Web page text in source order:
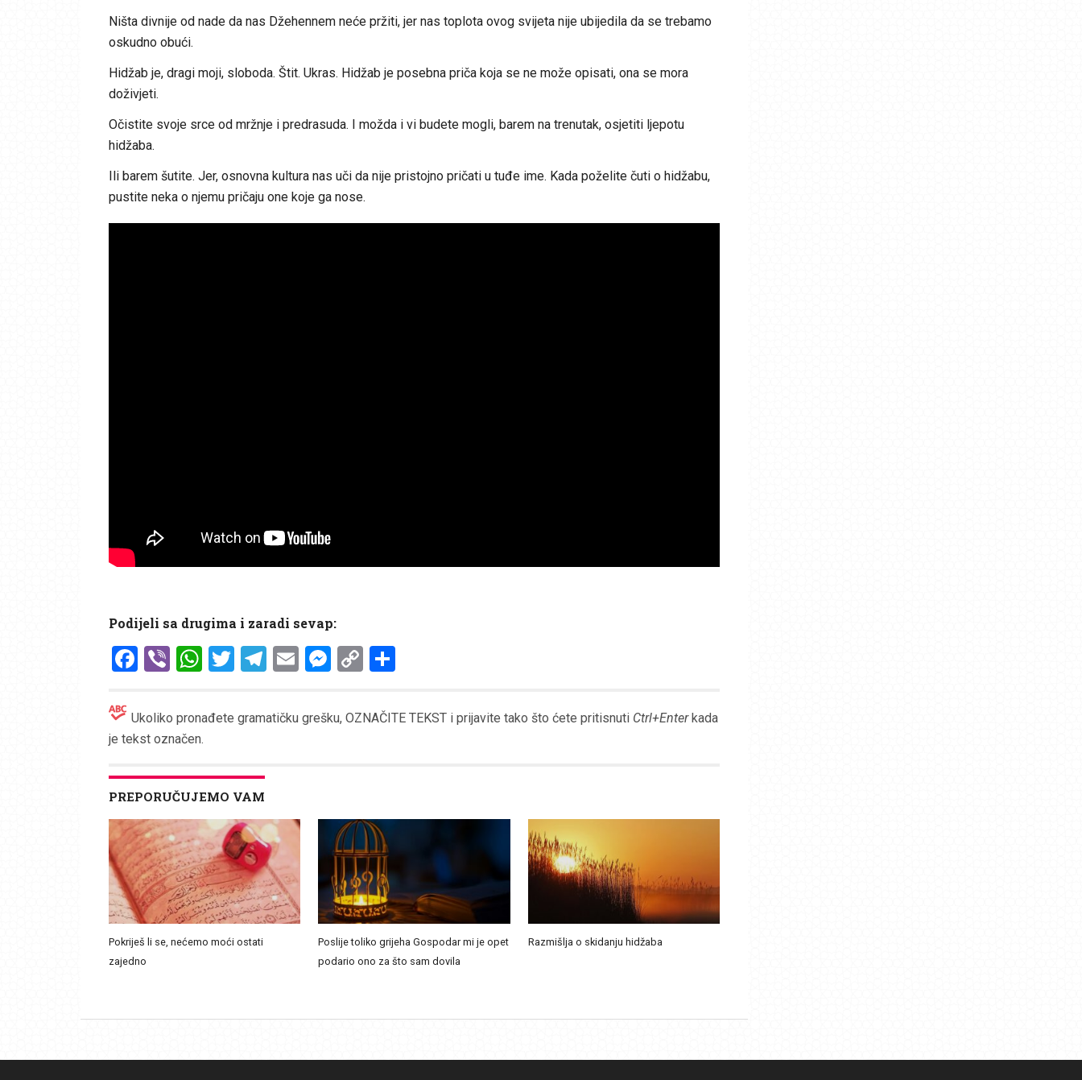
Ništa divnije od nade da nas Džehennem neće pržiti, jer nas toplota ovog svijeta nije ubijedila da se trebamo
oskudno obući.
Hidžab je, dragi moji, sloboda. Štit. Ukras. Hidžab je posebna priča koja se ne može opisati, ona se mora
doživjeti.
Očistite svoje srce od mržnje i predrasuda. I možda i vi budete mogli, barem na trenutak, osjetiti ljepotu
hidžaba.
Ili barem šutite. Jer, osnovna kultura nas uči da nije pristojno pričati u tuđe ime. Kada poželite čuti o hidžabu,
pustite neka o njemu pričaju one koje ga nose.
Podijeli sa drugima i zaradi sevap:
Facebook
ViberWhatsApp
Twitter
Telegram
EmailMessenger
CopyShare
Ukoliko pronađete gramatičku grešku, OZNAČITE TEKST i prijavite tako što ćete pritisnuti Ctrl+Enterkada
je tekst označen.
PREPORUČUJEMO VAM
Pokriješ li se, nećemo moći ostati
zajedno
Poslije toliko grijeha Gospodar mi je opet
podario ono za što sam dovila
Razmišlja o skidanju hidžaba